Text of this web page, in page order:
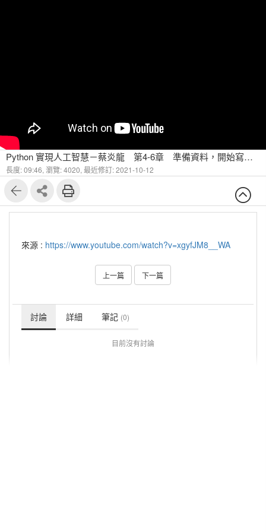
Python 實現人工智慧－蔡炎龍 第4-6章 準備資料，開始寫情緒分析程式
長度: 09:46, 瀏覽: 4020, 最近修訂: 2021-10-12
來源 : https://www.youtube.com/watch?v=xgyfJM8__WA
上一篇 下一篇
討論 詳細 筆記 (0)
目前沒有討論